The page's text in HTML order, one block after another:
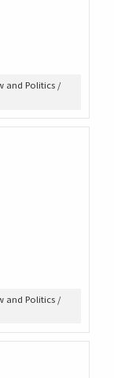
and Politics /
and Politics /